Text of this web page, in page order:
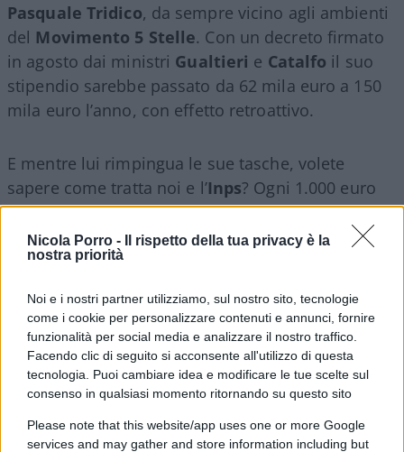
Nicola Porro -
Il rispetto della tua privacy è la
nostra priorità
Noi e i nostri partner utilizziamo, sul nostro sito, tecnologie
come i cookie per personalizzare contenuti e annunci, fornire
funzionalità per social media e analizzare il nostro traffico.
Facendo clic di seguito si acconsente all'utilizzo di questa
tecnologia. Puoi cambiare idea e modificare le tue scelte sul
consenso in qualsiasi momento ritornando su questo sito
Please note that this website/app uses one or more Google
services and may gather and store information including but
Pasquale Tridico, da sempre vicino agli ambienti
del Movimento 5 Stelle. Con un decreto firmato
in agosto dai ministri Gualtieri e Catalfo il suo
stipendio sarebbe passato da 62 mila euro a 150
mila euro l’anno, con effetto retroattivo.
E mentre lui rimpingua le sue tasche, volete
sapere come tratta noi e l’Inps? Ogni 1.000 euro
dei nostri stipendi, 333 finiscono all’ente diretto
dal manager pupillo dei grillini. Ne parlavo,
qualche mese fa, a
neanche un condominio gli si affiderebbe, a uno
come Tridico. E pensare che non possiamo
nemmeno rifiutarci di versargli il tributo:
saremmo evasori fiscali. In pratica, strapaghiamo
un dirigente pubblico affinché l’ente di cui è al
vertice, pian piano, ci spenni…